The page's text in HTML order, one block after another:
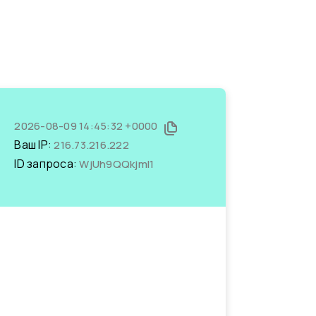
2026-08-09 14:45:32 +0000
Ваш IP:216.73.216.222
ID запроса:WjUh9QQkjmI1